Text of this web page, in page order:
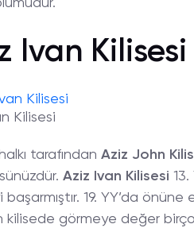
Ivan Kilisesi
Kilisesi
tarafından Aziz John
Aziz Ivan Kilisesi
başarmıştır. 19. YY’da
kilisede görmeye değer